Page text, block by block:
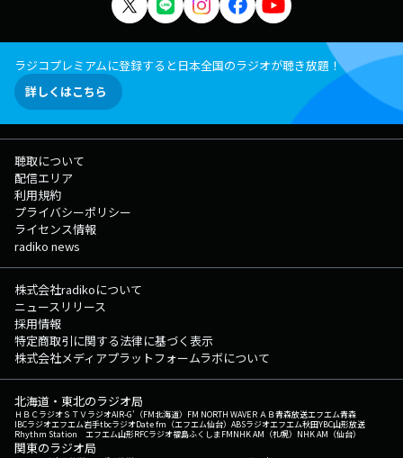
ラジコプレミアムに登録すると日本全国のラジオが聴き放題！
詳しくはこちら
聴取について
配信エリア
利用規約
プライバシーポリシー
ライセンス情報
radiko news
株式会社radikoについて
ニュースリリース
採用情報
特定商取引に関する法律に基づく表示
株式会社メディアプラットフォームラボについて
北海道・東北のラジオ局
ＨＢＣラジオＳＴＶラジオAIR-G'（FM北海道） FM NORTH WAVEＲＡＢ青森放送エフエム青森
IBCラジオエフエム岩手tbcラジオDate fm（エフエム仙台） ABSラジオエフエム秋田YBC山形放送
Rhythm Station エフエム山形RFCラジオ福島ふくしまFMNHK AM（札幌） NHK AM（仙台）
関東のラジオ局